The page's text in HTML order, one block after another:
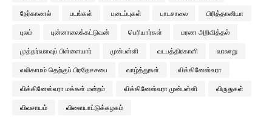
நேர்காணல்
படங்கள் படைப்புகள் பாடசாலை
பிரித்தானியா
புலம்
புன்னாலைக்கட்டுவன் பெரியார்கள்
மரண அறிவித்தல்
முத்தர்வளவுப் பிள்ளையார்
முன்பள்ளி வடபத்திரகாளி
வரலாறு
வலிகாமம் தெற்குப் பிரதேசசபை
வாழ்த்துகள்
விக்கினேஸ்வரா
விக்கினேஸ்வரா மக்கள் மன்றம்
விக்கினேஸ்வரா முன்பள்ளி
விருதுகள்
விவசாயம்
விளையாட்டுக்கழகம்